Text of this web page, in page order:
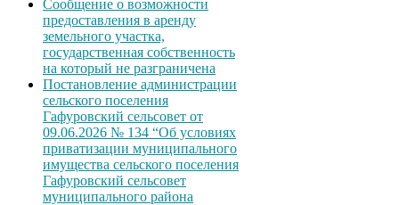
Сообщение о возможности
предоставления в аренду
земельного участка,
государственная собственность
на который не разграничена
Постановление администрации
сельского поселения
Гафуровский сельсовет от
09.06.2026 № 134 “Об условиях
приватизации муниципального
имущества сельского поселения
Гафуровский сельсовет
муниципального района